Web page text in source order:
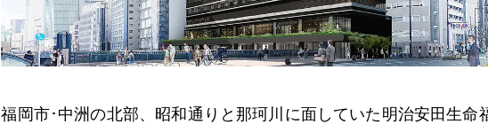
福岡市･中洲の北部、昭和通りと那珂川に面していた明治安田生命